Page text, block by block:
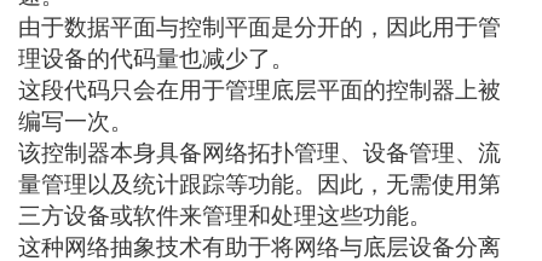
由于数据平面与控制平面是分开的，因此用于管
理设备的代码量也减少了。
这段代码只会在用于管理底层平面的控制器上被
编写一次。
该控制器本身具备网络拓扑管理、设备管理、流
量管理以及统计跟踪等功能。因此，无需使用第
三方设备或软件来管理和处理这些功能。
这种网络抽象技术有助于将网络与底层设备分离